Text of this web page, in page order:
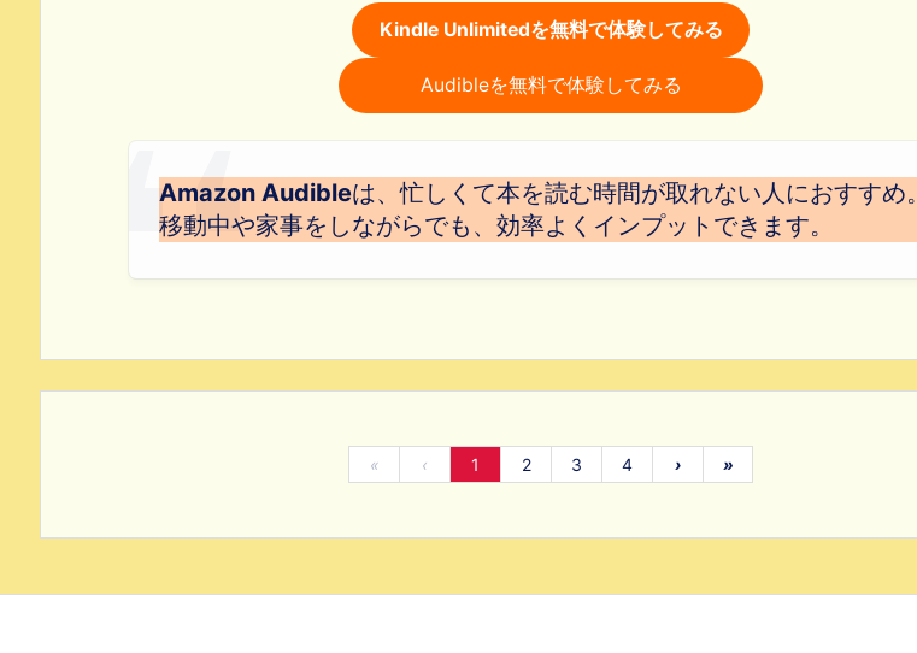
Kindle Unlimitedを無料で体験してみる
Audibleを無料で体験してみる
Amazon Audibleは、忙しくて本を読む時間が取れない人におすすめ。
移動中や家事をしながらでも、効率よくインプットできます。
« ‹ 1 2 3 4 › »